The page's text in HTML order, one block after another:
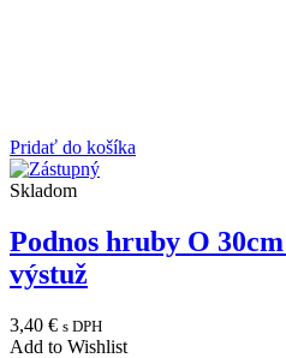
Pridať do košíka
Skladom
Podnos hruby O
výstuž
3,40 € s DPH
Add to Wishlist